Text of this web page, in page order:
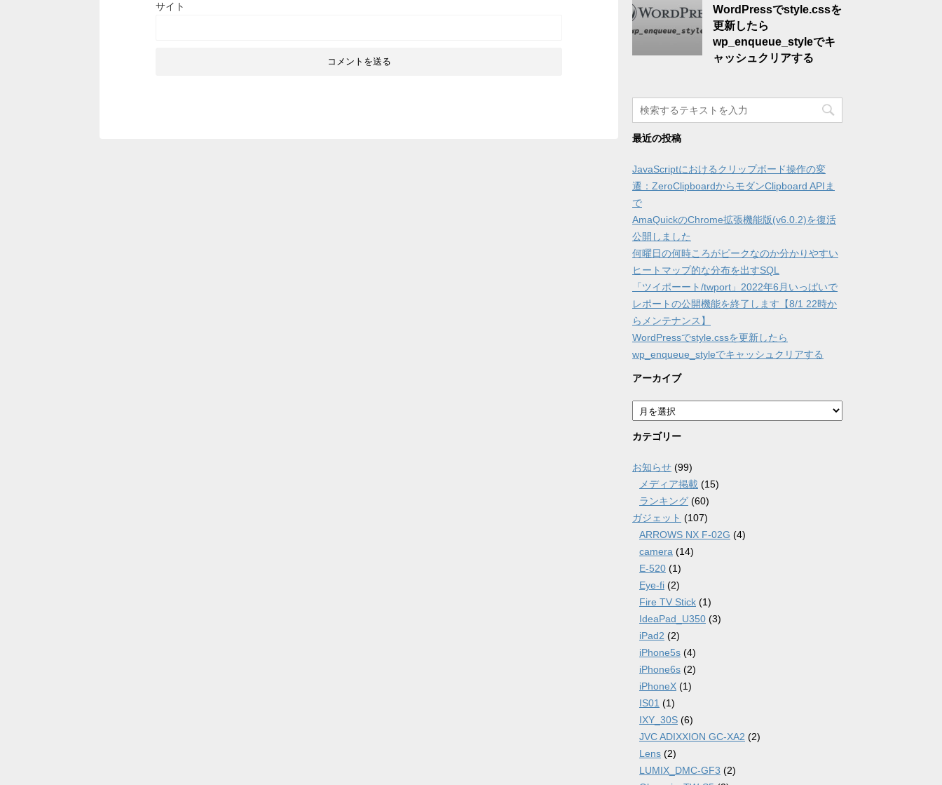
サイト
WordPressでstyle.cssを
更新したら
wp_enqueue_styleでキ
ャッシュクリアする
最近の投稿
JavaScriptにおけるクリップボード操作の変
遷：ZeroClipboardからモダンClipboard APIま
で
AmaQuickのChrome拡張機能版(v6.0.2)を復活
公開しました
何曜日の何時ころがピークなのか分かりやすい
ヒートマップ的な分布を出すSQL
「ツイポーート/twport」2022年6月いっぱいで
レポートの公開機能を終了します【8/1 22時か
らメンテナンス】
WordPressでstyle.cssを更新したら
wp_enqueue_styleでキャッシュクリアする
アーカイブ
ア
ー
カ
ブ
カテゴリー
お知らせ (99)
メディア掲載 (15)
ランキング (60)
ガジェット (107)
ARROWS NX F-02G (4)
camera (14)
E-520 (1)
Eye-fi (2)
Fire TV Stick (1)
IdeaPad_U350 (3)
iPad2 (2)
iPhone5s (4)
iPhone6s (2)
iPhoneX (1)
IS01 (1)
IXY_30S (6)
JVC ADIXXION GC-XA2 (2)
Lens (2)
LUMIX_DMC-GF3 (2)